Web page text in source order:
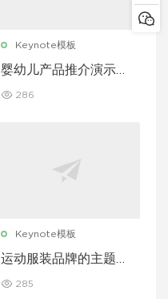
Keynote模板
婴幼儿产品推介演示文
模板
286
Keynote模板
运动服装品牌的主题演
285